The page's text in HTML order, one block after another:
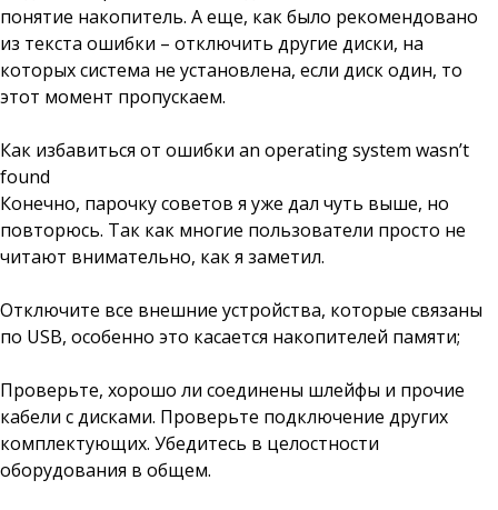
понятие накопитель. А еще, как было рекомендовано
из текста ошибки – отключить другие диски, на
которых система не установлена, если диск один, то
этот момент пропускаем.
Как избавиться от ошибки an operating system wasn’t
found
Конечно, парочку советов я уже дал чуть выше, но
повторюсь. Так как многие пользователи просто не
читают внимательно, как я заметил.
Отключите все внешние устройства, которые связаны
по USB, особенно это касается накопителей памяти;
Проверьте, хорошо ли соединены шлейфы и прочие
кабели с дисками. Проверьте подключение других
комплектующих. Убедитесь в целостности
оборудования в общем.